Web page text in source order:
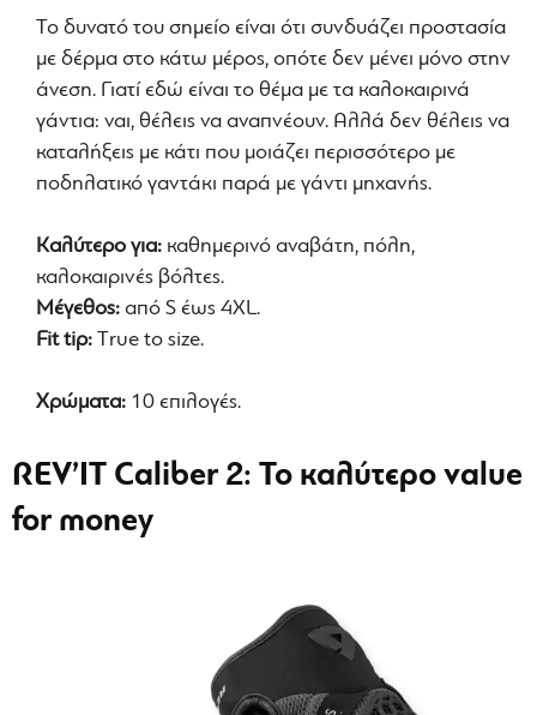
Το δυνατό του σημείο είναι ότι συνδυάζει προστασία
με δέρμα στο κάτω μέρος, οπότε δεν μένει μόνο στην
άνεση. Γιατί εδώ είναι το θέμα με τα καλοκαιρινά
γάντια: ναι, θέλεις να αναπνέουν. Αλλά δεν θέλεις να
καταλήξεις με κάτι που μοιάζει περισσότερο με
ποδηλατικό γαντάκι παρά με γάντι μηχανής.
Καλύτερο για: καθημερινό αναβάτη, πόλη,
καλοκαιρινές βόλτες.
Μέγεθος: από S έως 4XL.
Fit tip: Τrue to size.
Χρώματα: 10 επιλογές.
REV’IT Caliber 2: Το καλύτερο value
for money